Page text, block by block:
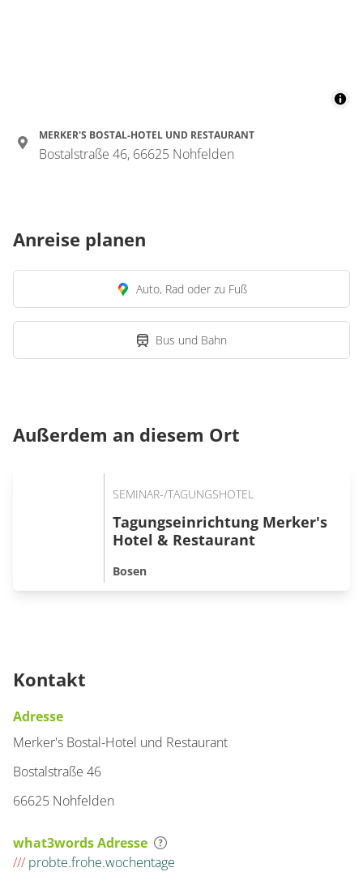
MERKER'S BOSTAL-HOTEL UND RESTAURANT
Bostalstraße 46, 66625 Nohfelden
Anreise planen
Auto, Rad oder zu Fuß
Bus und Bahn
Außerdem an diesem Ort
SEMINAR-/TAGUNGSHOTEL
Tagungseinrichtung Merker's
Hotel & Restaurant
Bosen
Kontakt
Adresse
Merker's Bostal-Hotel und Restaurant
Bostalstraße 46
66625 Nohfelden
what3words Adresse
/// probte.frohe.wochentage